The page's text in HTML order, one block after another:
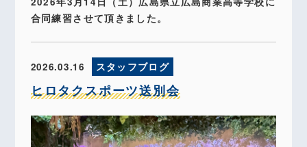
合同練習させて頂きました。
2026.03.16 スタッフブログ
ヒロタクスポーツ送別会